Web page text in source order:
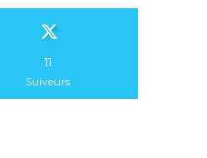
11
Suiveurs